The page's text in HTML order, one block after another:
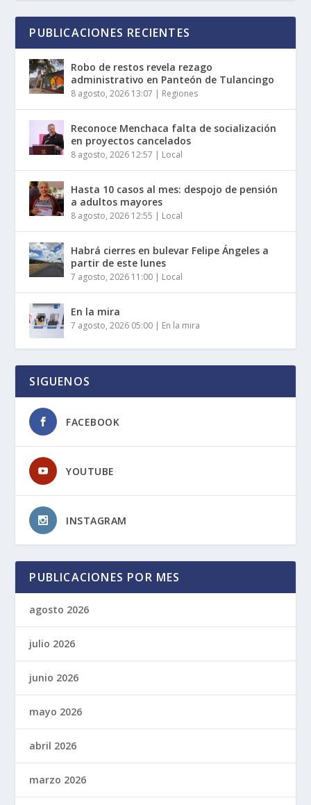
PUBLICACIONES RECIENTES
Robo de restos revela rezago
administrativo en Panteón de Tulancingo
8 agosto, 2026 13:07 | Regiones
Reconoce Menchaca falta de socialización
en proyectos cancelados
8 agosto, 2026 12:57 | Local
Hasta 10 casos al mes: despojo de pensión
a adultos mayores
8 agosto, 2026 12:55 | Local
Habrá cierres en bulevar Felipe Ángeles a
partir de este lunes
7 agosto, 2026 11:00 | Local
En la mira
7 agosto, 2026 05:00 | En la mira
SIGUENOS
FACEBOOK
YOUTUBE
INSTAGRAM
PUBLICACIONES POR MES
agosto 2026
julio 2026
junio 2026
mayo 2026
abril 2026
marzo 2026